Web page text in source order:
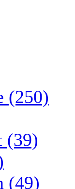
(250)
(39)
(49)